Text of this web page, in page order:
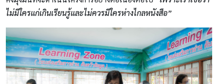
ไม่มีใครแก่เกินเรียนรู้และไม่ควรมีใครห่างไกลหนังสือ”